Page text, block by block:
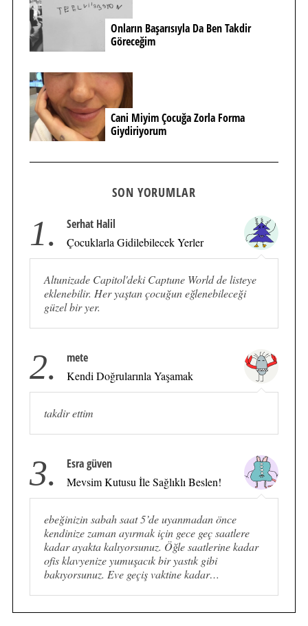
Onların Başarısıyla Da Ben Takdir
Göreceğim
Cani Miyim Çocuğa Zorla Forma
Giydiriyorum
SON YORUMLAR
1. Serhat Halil
Çocuklarla Gidilebilecek Yerler
Altunizade Capitol'deki Captune World de listeye
eklenebilir. Her yaştan çocuğun eğlenebileceği
güzel bir yer.
2. mete
Kendi Doğrularınla Yaşamak
takdir ettim
3. Esra güven
Mevsim Kutusu İle Sağlıklı Beslen!
ebeğinizin sabah saat 5’de uyanmadan önce
kendinize zaman ayırmak için gece geç saatlere
kadar ayakta kalıyorsunuz. Öğle saatlerine kadar
ofis klavyenize yumuşacık bir yastık gibi
bakıyorsunuz. Eve geçiş vaktine kadar…